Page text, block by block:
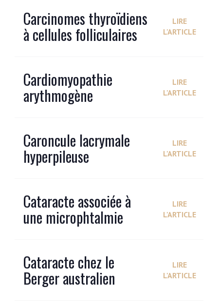
Carcinomes thyroïdiens
à cellules folliculaires
LIRE
L'ARTICLE
Cardiomyopathie
arythmogène
LIRE
L'ARTICLE
Caroncule lacrymale
hyperpileuse
LIRE
L'ARTICLE
Cataracte associée à
une microphtalmie
LIRE
L'ARTICLE
Cataracte chez le
Berger australien
LIRE
L'ARTICLE